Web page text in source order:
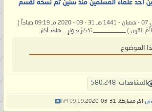
أحد علماء المسلمين منذ سنين تمّ نسخه لقسم
الإمام ناصر محمد اليماني 07 - شعبان - 1441 هـ 31 - 03 - 2020 مـ 09:19 صباحاً (
القرى ) ___________ تذكيرٌ بحوارٍ... شاهد أكثر
الموضوع
المشاهدات: 580,248
آخر مشاركة: 31-03-2020, 09:19 AM